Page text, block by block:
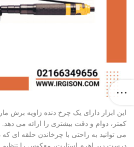
این ابزار دارای یک چرخ دنده زاویه برش
کمتر، دوام و دقت بیشتری را ارائه می دهد.
می توانید به راحتی با چرخاندن حلقه ای که